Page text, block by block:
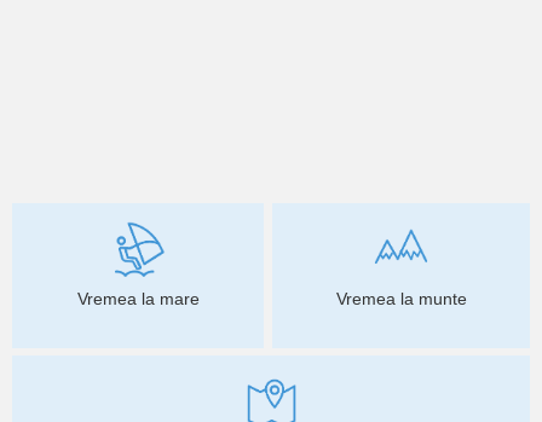
Vremea la mare Vremea la munte